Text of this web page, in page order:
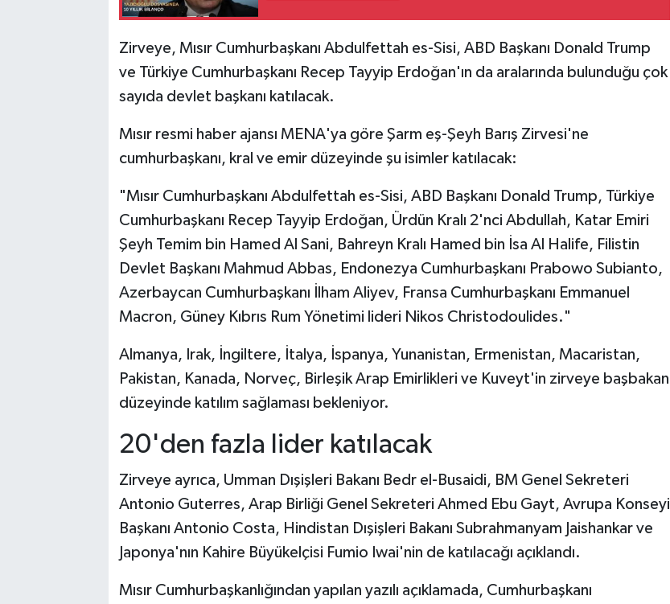
Zirveye, Mısır Cumhurbaşkanı Abdulfettah es-Sisi, ABD Başkanı Donald Trump
ve Türkiye Cumhurbaşkanı Recep Tayyip Erdoğan'ın da aralarında bulunduğu çok
sayıda devlet başkanı katılacak.
Mısır resmi haber ajansı MENA'ya göre Şarm eş-Şeyh Barış Zirvesi'ne
cumhurbaşkanı, kral ve emir düzeyinde şu isimler katılacak:
"Mısır Cumhurbaşkanı Abdulfettah es-Sisi, ABD Başkanı Donald Trump, Türkiye
Cumhurbaşkanı Recep Tayyip Erdoğan, Ürdün Kralı 2'nci Abdullah, Katar Emiri
Şeyh Temim bin Hamed Al Sani, Bahreyn Kralı Hamed bin İsa Al Halife, Filistin
Devlet Başkanı Mahmud Abbas, Endonezya Cumhurbaşkanı Prabowo Subianto,
Azerbaycan Cumhurbaşkanı İlham Aliyev, Fransa Cumhurbaşkanı Emmanuel
Macron, Güney Kıbrıs Rum Yönetimi lideri Nikos Christodoulides."
Almanya, Irak, İngiltere, İtalya, İspanya, Yunanistan, Ermenistan, Macaristan,
Pakistan, Kanada, Norveç, Birleşik Arap Emirlikleri ve Kuveyt'in zirveye başbakan
düzeyinde katılım sağlaması bekleniyor.
20'den fazla lider katılacak
Zirveye ayrıca, Umman Dışişleri Bakanı Bedr el-Busaidi, BM Genel Sekreteri
Antonio Guterres, Arap Birliği Genel Sekreteri Ahmed Ebu Gayt, Avrupa Konseyi
Başkanı Antonio Costa, Hindistan Dışişleri Bakanı Subrahmanyam Jaishankar ve
Japonya'nın Kahire Büyükelçisi Fumio Iwai'nin de katılacağı açıklandı.
Mısır Cumhurbaşkanlığından yapılan yazılı açıklamada, Cumhurbaşkanı